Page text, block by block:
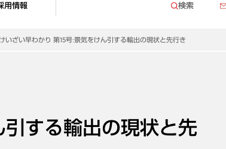
用情報 検索
けいざい早わかり 第15号:景気をけん引する輸出の現状と先行き
する輸出の現状と先